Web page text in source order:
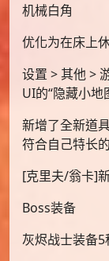
机械白角
优化为在床上
设置 > 其他 >
UI的“隐藏小地
新增了全新道
符合自己特长
[克里夫/翁卡]
Boss装备
灰烬战士装备5